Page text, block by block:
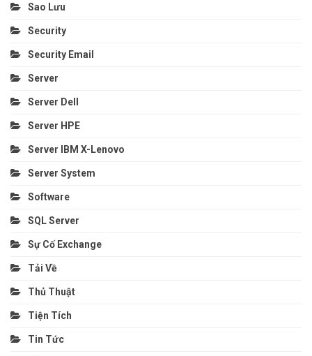
Sao Lưu
Security
Security Email
Server
Server Dell
Server HPE
Server IBM X-Lenovo
Server System
Software
SQL Server
Sự Cố Exchange
Tải Về
Thủ Thuật
Tiện Tích
Tin Tức